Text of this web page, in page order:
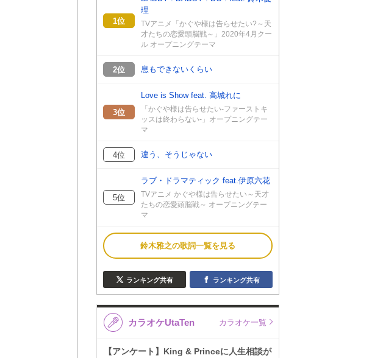
1位
理
TVアニメ「かぐや様は告らせたい?～天
才たちの恋愛頭脳戦～」2020年4月クー
ル オープニングテーマ
2位 息もできないくらい
3位
Love is Show feat. 高城れに
「かぐや様は告らせたい-ファーストキ
ッスは終わらない-」オープニングテー
マ
4位 違う、そうじゃない
5位
ラブ・ドラマティック feat.伊原六花
TVアニメ かぐや様は告らせたい～天才
たちの恋愛頭脳戦～ オープニングテー
マ
鈴木雅之の歌詞一覧を見る
ランキング共有 ランキング共有
カラオケUtaTen カラオケ一覧
【アンケート】King & Princeに人生相談が